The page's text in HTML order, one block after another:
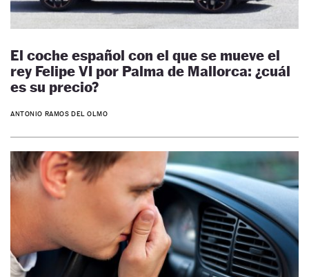
El coche español con el que se mueve el
rey Felipe VI por Palma de Mallorca: ¿cuál
es su precio?
ANTONIO RAMOS DEL OLMO